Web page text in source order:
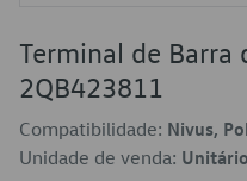
Terminal de Barra
2QB423811
Compatibilidade: Nivus,
Unidade de venda: